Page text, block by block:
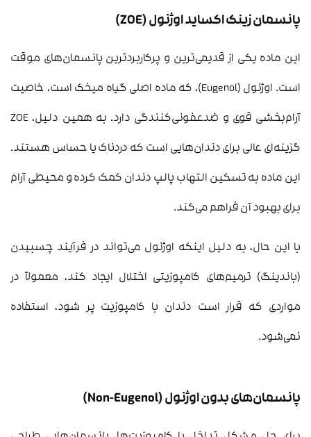
پانسمان زینک اکساید اوژنول (ZOE)
این ماده یکی از قدیمی‌ترین و پرکاربردترین پانسمان‌های موقت
است. اوژنول (Eugenol)، که ماده اصلی گیاه میخک است، خاصیت
آرام‌بخشی قوی و ضدعفونی‌کنندگی دارد. به همین دلیل، ZOE
گزینه‌ای عالی برای دندان‌هایی است که دردناک یا حساس هستند.
این ماده به تسکین التهاب پالپ دندان کمک کرده و محیطی آرام
برای بهبود آن فراهم می‌کند.
با این حال، به دلیل اینکه اوژنول می‌تواند در فرآیند چسبیدن
(باندینگ) ترمیم‌های کامپوزیتی اختلال ایجاد کند، معمولاً در
مواردی که قرار است دندان با کامپوزیت پر شود، استفاده
نمی‌شود.
پانسمان‌های بدون اوژنول (Non-Eugenol)